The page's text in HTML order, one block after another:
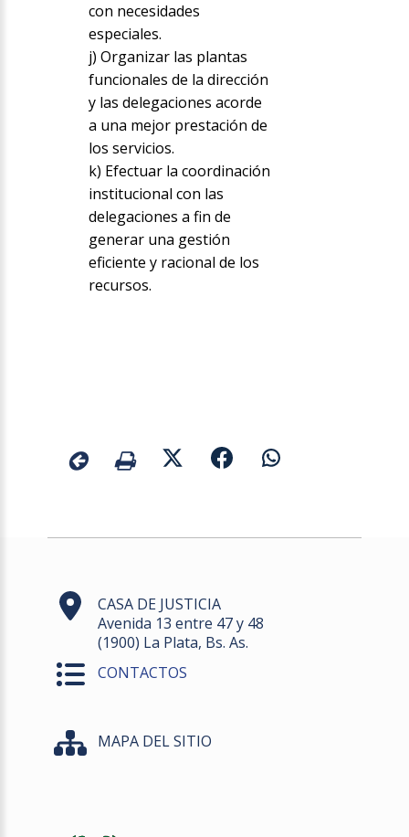
con necesidades
especiales.
j) Organizar las plantas
funcionales de la dirección
y las delegaciones acorde
a una mejor prestación de
los servicios.
k) Efectuar la coordinación
institucional con las
delegaciones a fin de
generar una gestión
eficiente y racional de los
recursos.
CASA DE JUSTICIA
Avenida 13 entre 47 y 48
(1900) La Plata, Bs. As.
CONTACTOS
MAPA DEL SITIO